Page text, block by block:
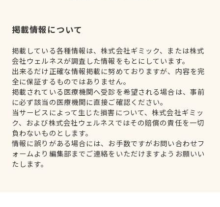
掲載情報について
掲載している各種情報は、株式会社ギミック、または株式
会社ウェルネスが調査した情報をもとにしています。
出来るだけ正確な情報掲載に努めておりますが、内容を完
全に保証するものではありません。
掲載されている医療機関へ受診を希望される場合は、事前
に必ず該当の医療機関に直接ご確認ください。
当サービスによって生じた損害について、株式会社ギミッ
ク、および株式会社ウェルネスではその賠償の責任を一切
負わないものとします。
情報に誤りがある場合には、お手数ですがお問い合わせフ
ォームより編集部までご連絡をいただけますようお願いい
たします。